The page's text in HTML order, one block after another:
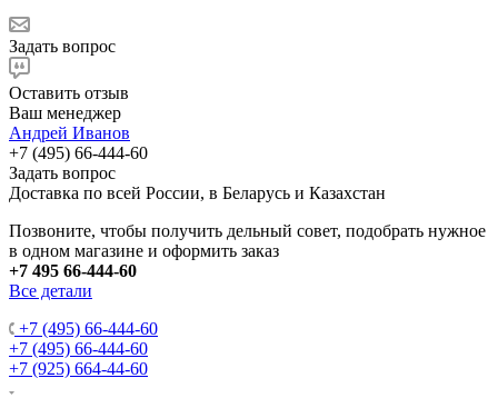
Задать вопрос
Оставить отзыв
Ваш менеджер
Андрей Иванов
+7 (495) 66-444-60
Задать вопрос
Доставка по всей России, в Беларусь и Казахстан
Позвоните, чтобы получить дельный совет, подобрать нужное
в одном магазине и оформить заказ
+7 495 66-444-60
Все детали
+7 (495) 66-444-60
+7 (495) 66-444-60
+7 (925) 664-44-60